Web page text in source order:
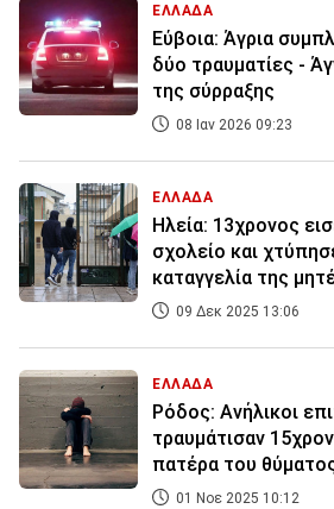
ΕΛΛΑΔΑ
Εύβοια: Άγρια
δύο τραυματίες -
της σύρραξης
08 Ιαν 2026 09:23
ΕΛΛΑΔΑ
Ηλεία: 13χρονος
σχολείο και
καταγγελία της
09 Δεκ 2025 13:06
ΕΛΛΑΔΑ
Ρόδος: Ανήλικοι
τραυμάτισαν
πατέρα του
01 Νοε 2025 10:12